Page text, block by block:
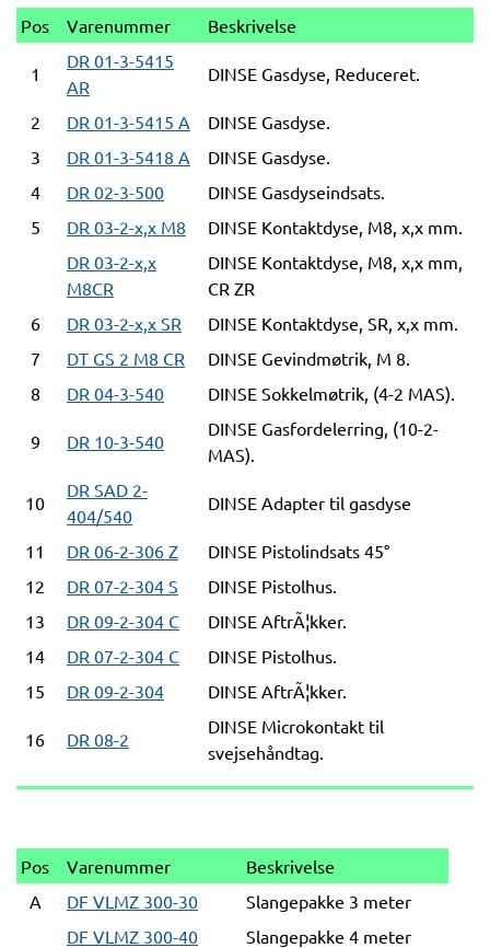
Pos Varenummer Beskrivelse
1
DR 01-3-5415
AR
DINSE Gasdyse, Reduceret.
2 DR 01-3-5415 A
DINSE Gasdyse.
3
DR 01-3-5418 A
DINSE Gasdyse.
4
DR 02-3-500
DINSE Gasdyseindsats.
5
DR 03-2-x,x M8
DINSE Kontaktdyse, M8, x,x mm.
DR 03-2-x,x
M8CR
DINSE Kontaktdyse, M8, x,x mm,
CR ZR
6
DR 03-2-x,x SR
DINSE Kontaktdyse, SR, x,x mm.
7
DT GS 2 M8 CR
DINSE Gevindmøtrik, M 8.
8
DR 04-3-540 DINSE Sokkelmøtrik, (4-2 MAS).
9 DR 10-3-540
DINSE Gasfordelerring, (10-2-
MAS).
10
DR SAD 2-
404/540
DINSE Adapter til gasdyse
11 DR 06-2-306 Z
DINSE Pistolindsats 45°
12
DR 07-2-304 S
DINSE Pistolhus.
13
DR 09-2-304 C
DINSE AftrÃ¦kker.
14
DR 07-2-304 C
DINSE Pistolhus.
15
DR 09-2-304 DINSE AftrÃ¦kker.
16 DR 08-2
DINSE Microkontakt til
svejsehåndtag.
Pos Varenummer
Beskrivelse
A
DF VLMZ 300-30
Slangepakke 3 meter
DF VLMZ 300-40
Slangepakke 4 meter